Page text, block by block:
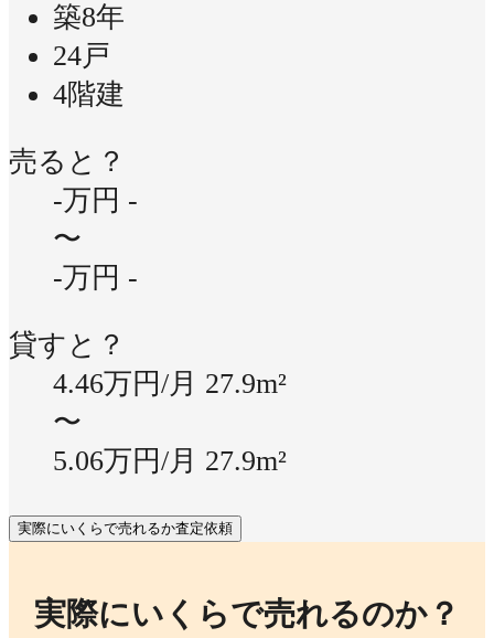
築8年
24戸
4階建
売ると？
-万円 -
〜
-万円 -
貸すと？
4.46万円/月 27.9m²
〜
5.06万円/月 27.9m²
実際にいくらで売れるか査定依頼
実際にいくらで売れるのか？